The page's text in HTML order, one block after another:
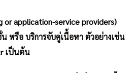
or application-service providers)
หรือ บริการจับคู่เนื้อหา ตัวอย่างเช่น
เป็นต้น